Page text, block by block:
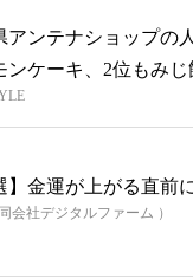
アンテナショップの
ンケーキ、2位もみ
】金運が上がる直前
会社デジタルファーム ）